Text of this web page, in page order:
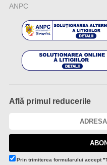
ANPC
Află primul reducerile
Prin trimiterea formularului accept